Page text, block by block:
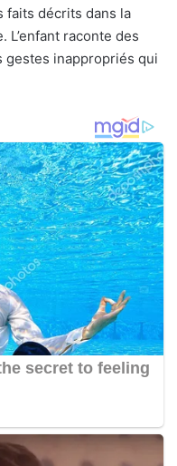
faits décrits dans la
L’enfant raconte des
gestes inappropriés qui